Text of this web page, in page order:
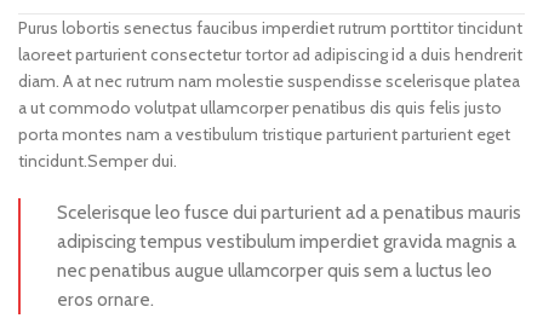
Purus lobortis senectus faucibus imperdiet rutrum porttitor tincidunt
laoreet parturient consectetur tortor ad adipiscing id a duis hendrerit
diam. A at nec rutrum nam molestie suspendisse scelerisque platea
a ut commodo volutpat ullamcorper penatibus dis quis felis justo
porta montes nam a vestibulum tristique parturient parturient eget
tincidunt.Semper dui.
Scelerisque leo fusce dui parturient ad a penatibus mauris
adipiscing tempus vestibulum imperdiet gravida magnis a
nec penatibus augue ullamcorper quis sem a luctus leo
eros ornare.